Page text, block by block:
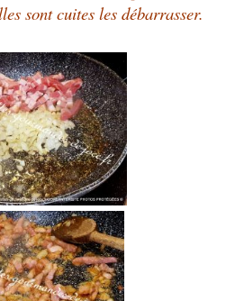
sont cuites les débarrasser.